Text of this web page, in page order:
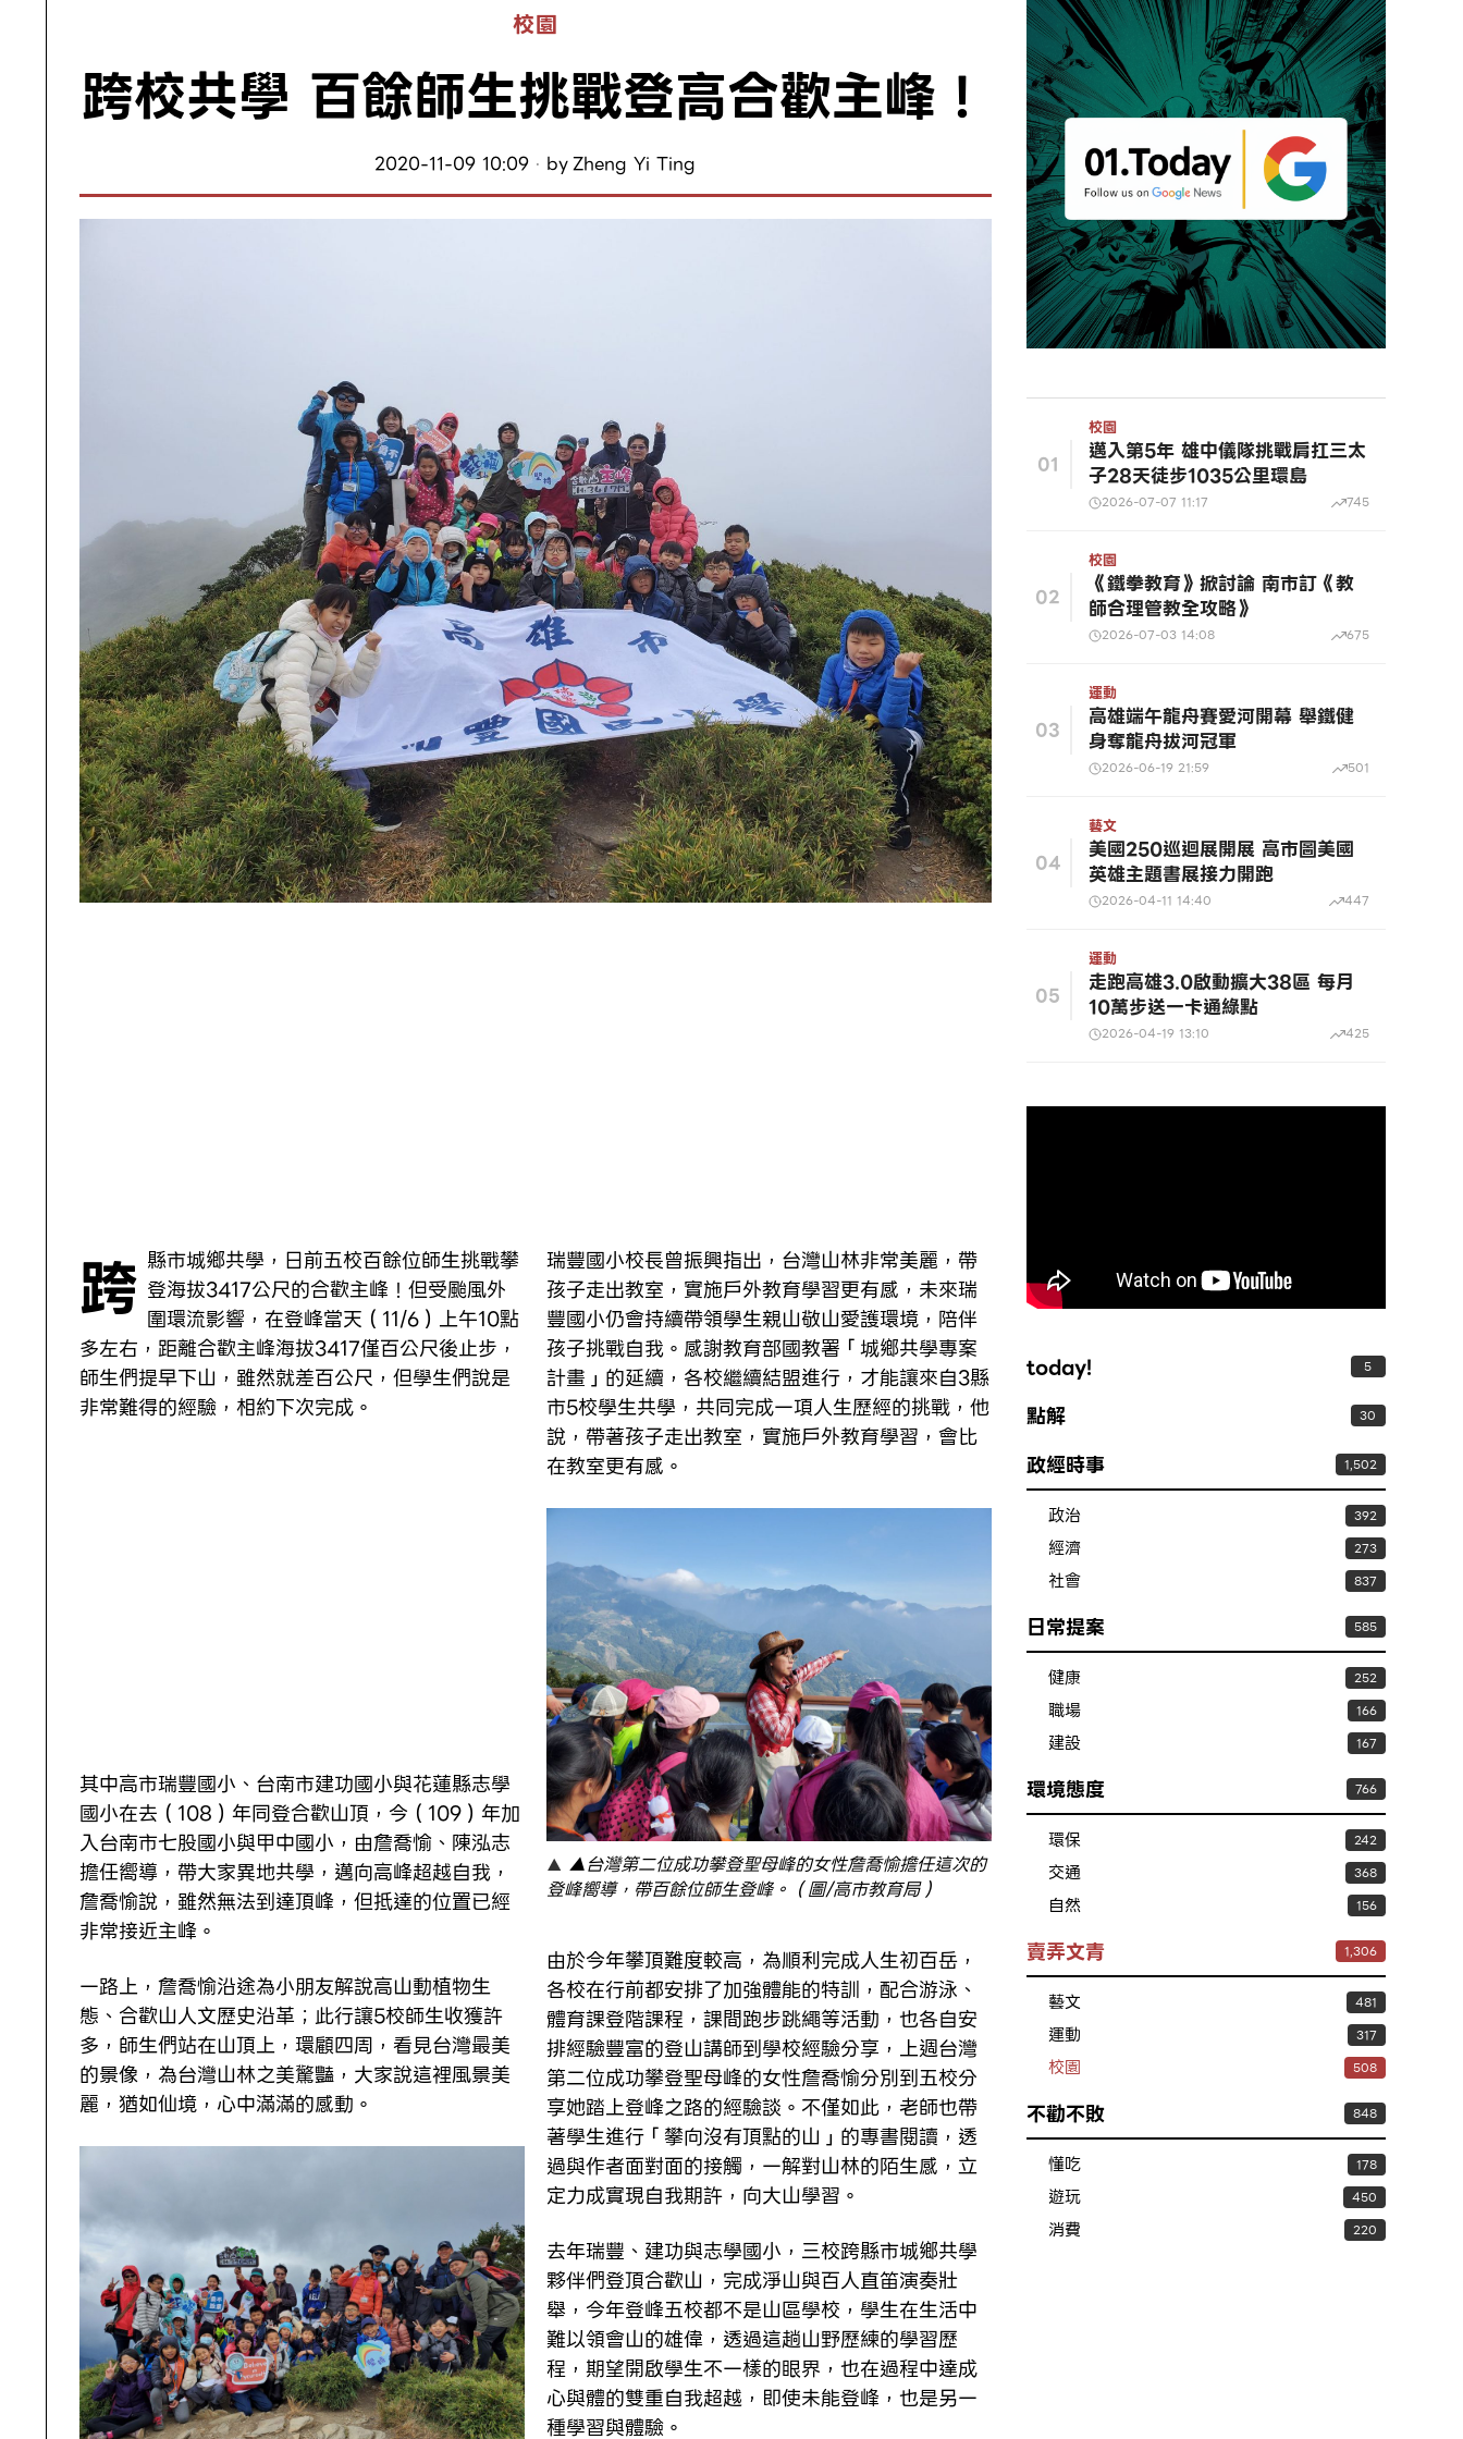
校園
跨校共學 百餘師生挑戰登高合歡主峰！
2020-11-09 10:09 byZheng Yi Ting
跨 縣市城鄉共學，日前五校百餘位師生挑戰攀
登海拔3417公尺的合歡主峰！但受颱風外
圍環流影響，在登峰當天（11/6）上午10點
多左右，距離合歡主峰海拔3417僅百公尺後止步，
師生們提早下山，雖然就差百公尺，但學生們說是
非常難得的經驗，相約下次完成。
其中高市瑞豐國小、台南市建功國小與花蓮縣志學
國小在去（108）年同登合歡山頂，今（109）年加
入台南市七股國小與甲中國小，由詹喬愉、陳泓志
擔任嚮導，帶大家異地共學，邁向高峰超越自我，
詹喬愉說，雖然無法到達頂峰，但抵達的位置已經
非常接近主峰。
一路上，詹喬愉沿途為小朋友解說高山動植物生
態、合歡山人文歷史沿革；此行讓5校師生收獲許
多，師生們站在山頂上，環顧四周，看見台灣最美
的景像，為台灣山林之美驚豔，大家說這裡風景美
麗，猶如仙境，心中滿滿的感動。
瑞豐國小校長曾振興指出，台灣山林非常美麗，帶
孩子走出教室，實施戶外教育學習更有感，未來瑞
豐國小仍會持續帶領學生親山敬山愛護環境，陪伴
孩子挑戰自我。感謝教育部國教署「城鄉共學專案
計畫」的延續，各校繼續結盟進行，才能讓來自3縣
市5校學生共學，共同完成一項人生歷經的挑戰，他
說，帶著孩子走出教室，實施戶外教育學習，會比
在教室更有感。
▲台灣第二位成功攀登聖母峰的女性詹喬愉擔任這次的
登峰嚮導，帶百餘位師生登峰。（圖/高市教育局）
由於今年攀頂難度較高，為順利完成人生初百岳，
各校在行前都安排了加強體能的特訓，配合游泳、
體育課登階課程，課間跑步跳繩等活動，也各自安
排經驗豐富的登山講師到學校經驗分享，上週台灣
第二位成功攀登聖母峰的女性詹喬愉分別到五校分
享她踏上登峰之路的經驗談。不僅如此，老師也帶
著學生進行「攀向沒有頂點的山」的專書閱讀，透
過與作者面對面的接觸，一解對山林的陌生感，立
定力成實現自我期許，向大山學習。
去年瑞豐、建功與志學國小，三校跨縣市城鄉共學
夥伴們登頂合歡山，完成淨山與百人直笛演奏壯
舉，今年登峰五校都不是山區學校，學生在生活中
難以領會山的雄偉，透過這趟山野歷練的學習歷
程，期望開啟學生不一樣的眼界，也在過程中達成
心與體的雙重自我超越，即使未能登峰，也是另一
種學習與體驗。
01
校園
邁入第5年 雄中儀隊挑戰肩扛三太
子28天徒步1035公里環島
2026-07-07 11:17 745
02
校園
《鐵拳教育》掀討論 南市訂《教
師合理管教全攻略》
2026-07-03 14:08 675
03
運動
高雄端午龍舟賽愛河開幕 舉鐵健
身奪龍舟拔河冠軍
2026-06-19 21:59 501
04
藝文
美國250巡迴展開展 高市圖美國
英雄主題書展接力開跑
2026-04-11 14:40 447
05
運動
走跑高雄3.0啟動擴大38區 每月
10萬步送一卡通綠點
2026-04-19 13:10 425
today! 5
點解 30
政經時事 1,502
政治 392
經濟 273
社會 837
日常提案 585
健康 252
職場 166
建設 167
環境態度 766
環保 242
交通 368
自然 156
賣弄文青 1,306
藝文 481
運動 317
校園 508
不勸不敗 848
懂吃 178
遊玩 450
消費 220